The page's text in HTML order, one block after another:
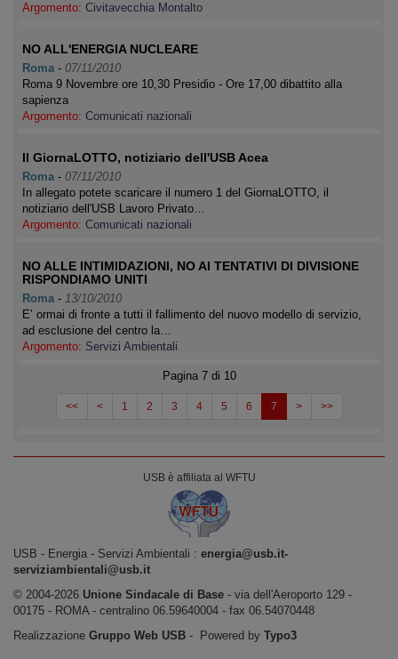
Argomento: Civitavecchia Montalto
NO ALL'ENERGIA NUCLEARE
Roma - 07/11/2010
Roma 9 Novembre ore 10,30 Presidio - Ore 17,00 dibattito alla
sapienza
Argomento: Comunicati nazionali
Il GiornaLOTTO, notiziario dell'USB Acea
Roma - 07/11/2010
In allegato potete scaricare il numero 1 del GiornaLOTTO, il
notiziario dell'USB Lavoro Privato…
Argomento: Comunicati nazionali
NO ALLE INTIMIDAZIONI, NO AI TENTATIVI DI DIVISIONE
RISPONDIAMO UNITI
Roma - 13/10/2010
E’ ormai di fronte a tutti il fallimento del nuovo modello di servizio,
ad esclusione del centro la…
Argomento: Servizi Ambientali
Pagina 7 di 10
<< < 1 2 3 4 5 6 7 > >>
USB è affiliata al WFTU
USB ‐ Energia - Servizi Ambientali : energia@usb.it-
serviziambientali@usb.it
© 2004-2026 Unione Sindacale di Base ‐ via dell'Aeroporto 129 -
00175 - ROMA - centralino 06.59640004 - fax 06.54070448
Realizzazione Gruppo Web USB ‐ Powered by Typo3